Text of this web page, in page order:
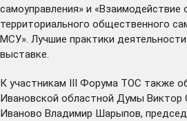
самоуправления» и «Взаимодействие
территориального общественного
МСУ». Лучшие практики
выставке.
К участникам III Форума ТОС также
Ивановской областной Думы Виктор
Иваново Владимир Шарыпов,